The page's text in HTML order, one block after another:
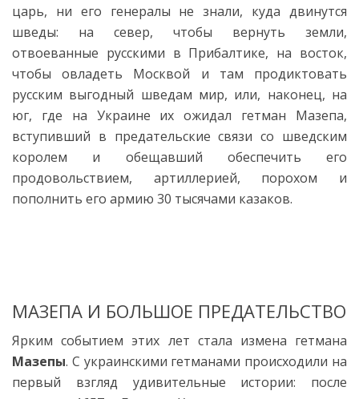
царь, ни его генералы не знали, куда двинутся
шведы: на север, чтобы вернуть земли,
отвоеванные русскими в Прибалтике, на восток,
чтобы овладеть Москвой и там продиктовать
русским выгодный шведам мир, или, наконец, на
юг, где на Украине их ожидал гетман Мазепа,
вступивший в предательские связи со шведским
королем и обещавший обеспечить его
продовольствием, артиллерией, порохом и
пополнить его армию 30 тысячами казаков.
МАЗЕПА И БОЛЬШОЕ ПРЕДАТЕЛЬСТВО
Ярким событием этих лет стала измена гетмана
Мазепы. С украинскими гетманами происходили на
первый взгляд удивительные истории: после